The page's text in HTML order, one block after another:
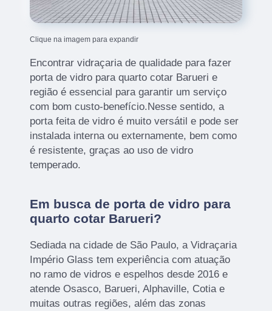
Clique na imagem para expandir
Encontrar vidraçaria de qualidade para fazer
porta de vidro para quarto cotar Barueri e
região é essencial para garantir um serviço
com bom custo-benefício.Nesse sentido, a
porta feita de vidro é muito versátil e pode ser
instalada interna ou externamente, bem como
é resistente, graças ao uso de vidro
temperado.
Em busca de porta de vidro para
quarto cotar Barueri?
Sediada na cidade de São Paulo, a Vidraçaria
Império Glass tem experiência com atuação
no ramo de vidros e espelhos desde 2016 e
atende Osasco, Barueri, Alphaville, Cotia e
muitas outras regiões, além das zonas